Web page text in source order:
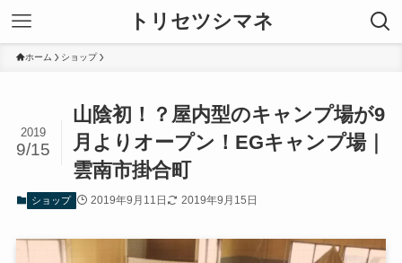
トリセツシマネ
ホーム ショップ
山陰初！？屋内型のキャンプ場が9
月よりオープン！EGキャンプ場｜
雲南市掛合町
2019
9/15
ショップ 2019年9月11日 2019年9月15日